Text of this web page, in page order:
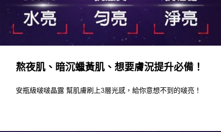
熬夜肌、暗沉蠟黃肌、想要膚況提升必備！
安瓶級啵啵晶露 幫肌膚刷上3層光感，給你意想不到的啵亮！